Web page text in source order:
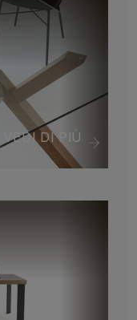
VEDI DI PIÙ